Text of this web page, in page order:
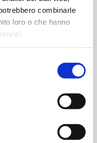
combinarle
loro o che hanno